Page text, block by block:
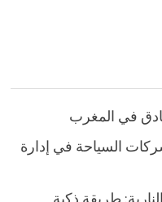
في المغرب
السياحة في إدارة